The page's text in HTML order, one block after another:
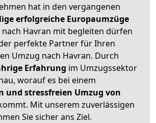
hat in den vergangenen
erfolgreiche Europaumzüge
Havran mit begleiten dürfen
perfekte Partner für Ihren
Umzug nach Havran. Durch
Erfahrung im Umzugssektor
worauf es bei einem
und stressfreien Umzug von
Mit unserem zuverlässigen
Sie sicher ans Ziel.